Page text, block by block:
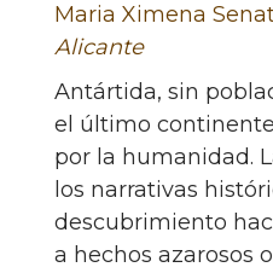
Maria Ximena
Alicante
Antártida, sin
el último
por la humanidad.
los narrativas
descubrimiento
a hechos azarosos